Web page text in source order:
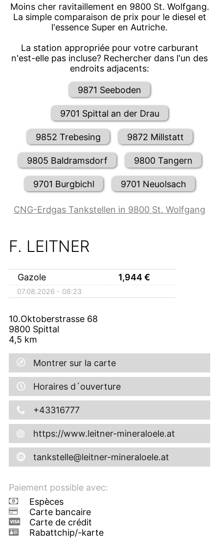
Moins cher ravitaillement en 9800 St. Wolfgang.
La simple comparaison de prix pour le diesel et
l'essence Super en Autriche.
La station appropriée pour votre carburant
n'est-elle pas incluse? Rechercher dans l'un des
endroits adjacents:
9871 Seeboden
9701 Spittal an der Drau
9852 Trebesing 9872 Millstatt
9805 Baldramsdorf 9800 Tangern
9701 Burgbichl 9701 Neuolsach
CNG-Erdgas Tankstellen in 9800 St. Wolfgang
F. LEITNER
Gazole 1,944€
07.08.2026 - 08:23
10.Oktoberstrasse 68
9800 Spittal
4,5 km
Montrer sur la carte
Horaires d´ouverture
+43316777
https://www.leitner-mineraloele.at
tankstelle@leitner-mineraloele.at
Paiement possible avec:
Espèces
Carte bancaire
Carte de crédit
Rabattchip/-karte